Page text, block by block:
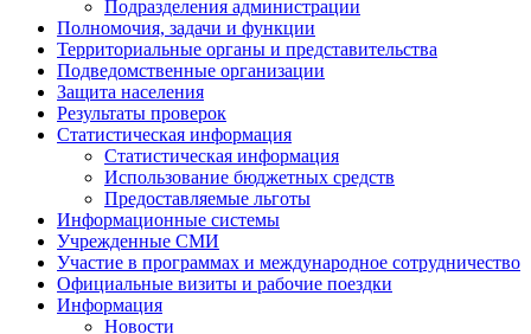
Подразделения администрации
Полномочия, задачи и функции
Территориальные органы и представительства
Подведомственные организации
Защита населения
Результаты проверок
Статистическая информация
Статистическая информация
Использование бюджетных средств
Предоставляемые льготы
Информационные системы
Учрежденные СМИ
Участие в программах и международное сотрудничество
Официальные визиты и рабочие поездки
Информация
Новости